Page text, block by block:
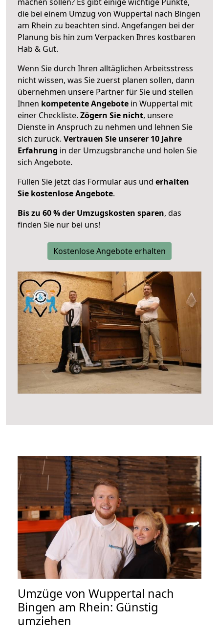
die bei einem Umzug von Wuppertal nach Bingen
am Rhein zu beachten sind. Angefangen bei der
Planung bis hin zum Verpacken Ihres kostbaren
Hab & Gut.
Wenn Sie durch Ihren alltäglichen Arbeitsstress
nicht wissen, was Sie zuerst planen sollen, dann
übernehmen unsere Partner für Sie und stellen
Ihnen kompetente Angebote in Wuppertal mit
einer Checkliste. Zögern Sie nicht, unsere
Dienste in Anspruch zu nehmen und lehnen Sie
sich zurück. Vertrauen Sie unserer 10 Jahre
Erfahrung in der Umzugsbranche und holen Sie
sich Angebote.
Füllen Sie jetzt das Formular aus und erhalten
Sie kostenlose Angebote.
Bis zu 60 % der Umzugskosten sparen, das
finden Sie nur bei uns!
Kostenlose Angebote erhalten
Umzüge von Wuppertal nach
Bingen am Rhein: Günstig
umziehen